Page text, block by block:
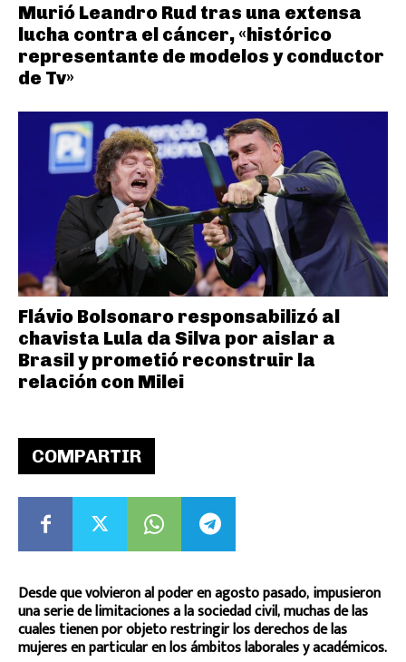
COMPARTIR
Desde que volvieron al poder en agosto pasado, impusieron
una serie de limitaciones a la sociedad civil, muchas de las
cuales tienen por objeto restringir los derechos de las
mujeres en particular en los ámbitos laborales y académicos.
Murió Leandro Rud tras una extensa
lucha contra el cáncer, «histórico
representante de modelos y conductor
de Tv»
Flávio Bolsonaro responsabilizó al
chavista Lula da Silva por aislar a
Brasil y prometió reconstruir la
relación con Milei